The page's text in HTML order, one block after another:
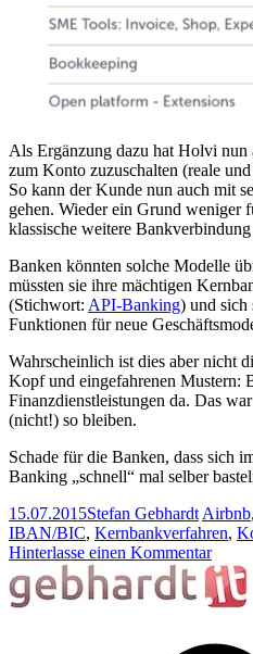
Als Ergänzung dazu hat Holvi nun
zum Konto zuzuschalten (reale
So kann der Kunde nun auch mit
gehen. Wieder ein Grund weniger
klassische weitere
Banken könnten solche Modelle
müssten sie ihre mächtigen
(Stichwort: API-Banking) und sich
Funktionen für neue
Wahrscheinlich ist dies aber nicht
Kopf und eingefahrenen Mustern:
Finanzdienstleistungen da. Das
(nicht!) so bleiben.
Schade für die Banken, dass sich
Banking „schnell“ mal selber
15.07.2015Stefan GebhardtAirbnb,
IBAN/BIC, Kernbankverfahren,
Hinterlasse einen Kommentar